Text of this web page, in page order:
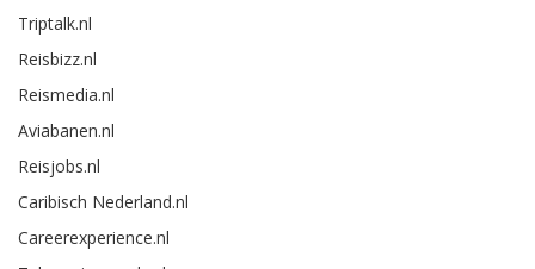
Triptalk.nl
Reisbizz.nl
Reismedia.nl
Aviabanen.nl
Reisjobs.nl
Caribisch Nederland.nl
Careerexperience.nl